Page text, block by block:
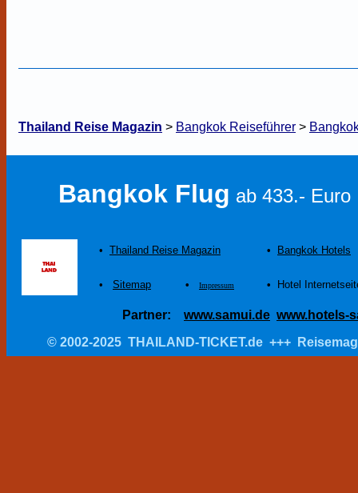
Thailand Reise Magazin > Bangkok Reiseführer >
Bangkok Flug ab 433.- Euro
• Thailand Reise Magazin • Bangkok Hotels
• Sitemap • Impressum • Hotel
Partner: www.samui.de www.hotels-
© 2002-2025 THAILAND-TICKET.de +++